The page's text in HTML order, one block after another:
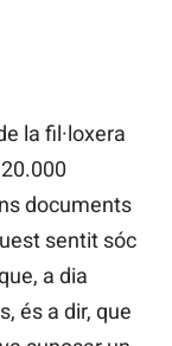
la fil·loxera
documents
sentit sóc
a dia
és a dir, que